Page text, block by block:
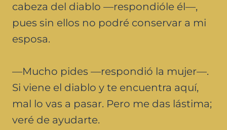
cabeza del diablo —respondióle él—,
pues sin ellos no podré conservar a mi
esposa.
—Mucho pides —respondió la mujer—.
Si viene el diablo y te encuentra aquí,
mal lo vas a pasar. Pero me das lástima;
veré de ayudarte.